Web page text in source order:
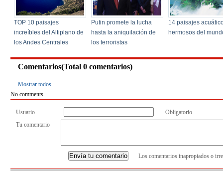
Comentarios(Total 0comentarios)
Mostrar todos
No comments.
Usuario
Obligatorio
Tu comentario
Los comentarios inapropiados o